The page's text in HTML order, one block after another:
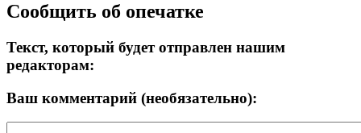
Сообщить об опечатке
Текст, который будет отправлен нашим
редакторам:
Ваш комментарий (необязательно):